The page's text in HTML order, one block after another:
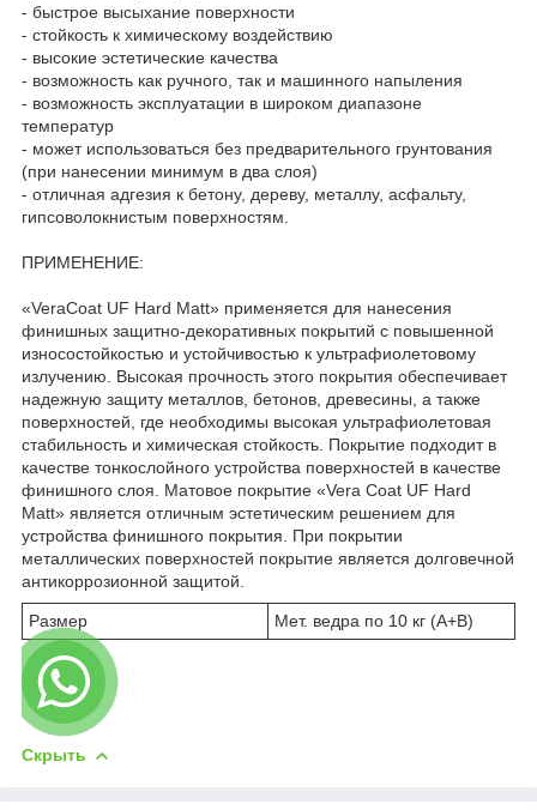
- быстрое высыхание поверхности
- стойкость к химическому воздействию
- высокие эстетические качества
- возможность как ручного, так и машинного напыления
- возможность эксплуатации в широком диапазоне
температур
- может использоваться без предварительного грунтования
(при нанесении минимум в два слоя)
- отличная адгезия к бетону, дереву, металлу, асфальту,
гипсоволокнистым поверхностям.
ПРИМЕНЕНИЕ:
«VeraCoat UF Hard Matt» применяется для нанесения
финишных защитно-декоративных покрытий с повышенной
износостойкостью и устойчивостью к ультрафиолетовому
излучению. Высокая прочность этого покрытия обеспечивает
надежную защиту металлов, бетонов, древесины, а также
поверхностей, где необходимы высокая ультрафиолетовая
стабильность и химическая стойкость. Покрытие подходит в
качестве тонкослойного устройства поверхностей в качестве
финишного слоя. Матовое покрытие «Vera Coat UF Hard
Matt» является отличным эстетическим решением для
устройства финишного покрытия. При покрытии
металлических поверхностей покрытие является долговечной
антикоррозионной защитой.
Размер Мет. ведра по 10 кг (А+В)
Скрыть